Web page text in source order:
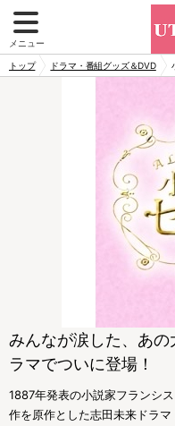
メニュー
トップ ドラマ・番組グッズ＆DVD
みんなが涙した、あ
ラマでついに登場！
1887年発表の小説家フランシ
作を原作とした志田未来ドラマ